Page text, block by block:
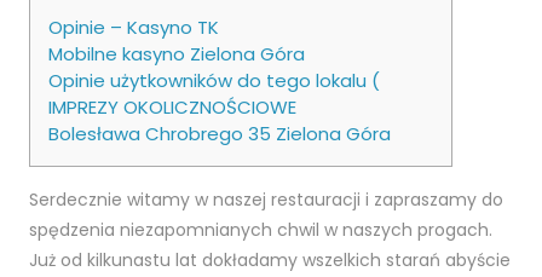
Opinie – Kasyno TK
Mobilne kasyno Zielona Góra
Opinie użytkowników do tego lokalu (
IMPREZY OKOLICZNOŚCIOWE
Bolesława Chrobrego 35 Zielona Góra
Serdecznie witamy w naszej restauracji i zapraszamy do
spędzenia niezapomnianych chwil w naszych progach.
Już od kilkunastu lat dokładamy wszelkich starań abyście